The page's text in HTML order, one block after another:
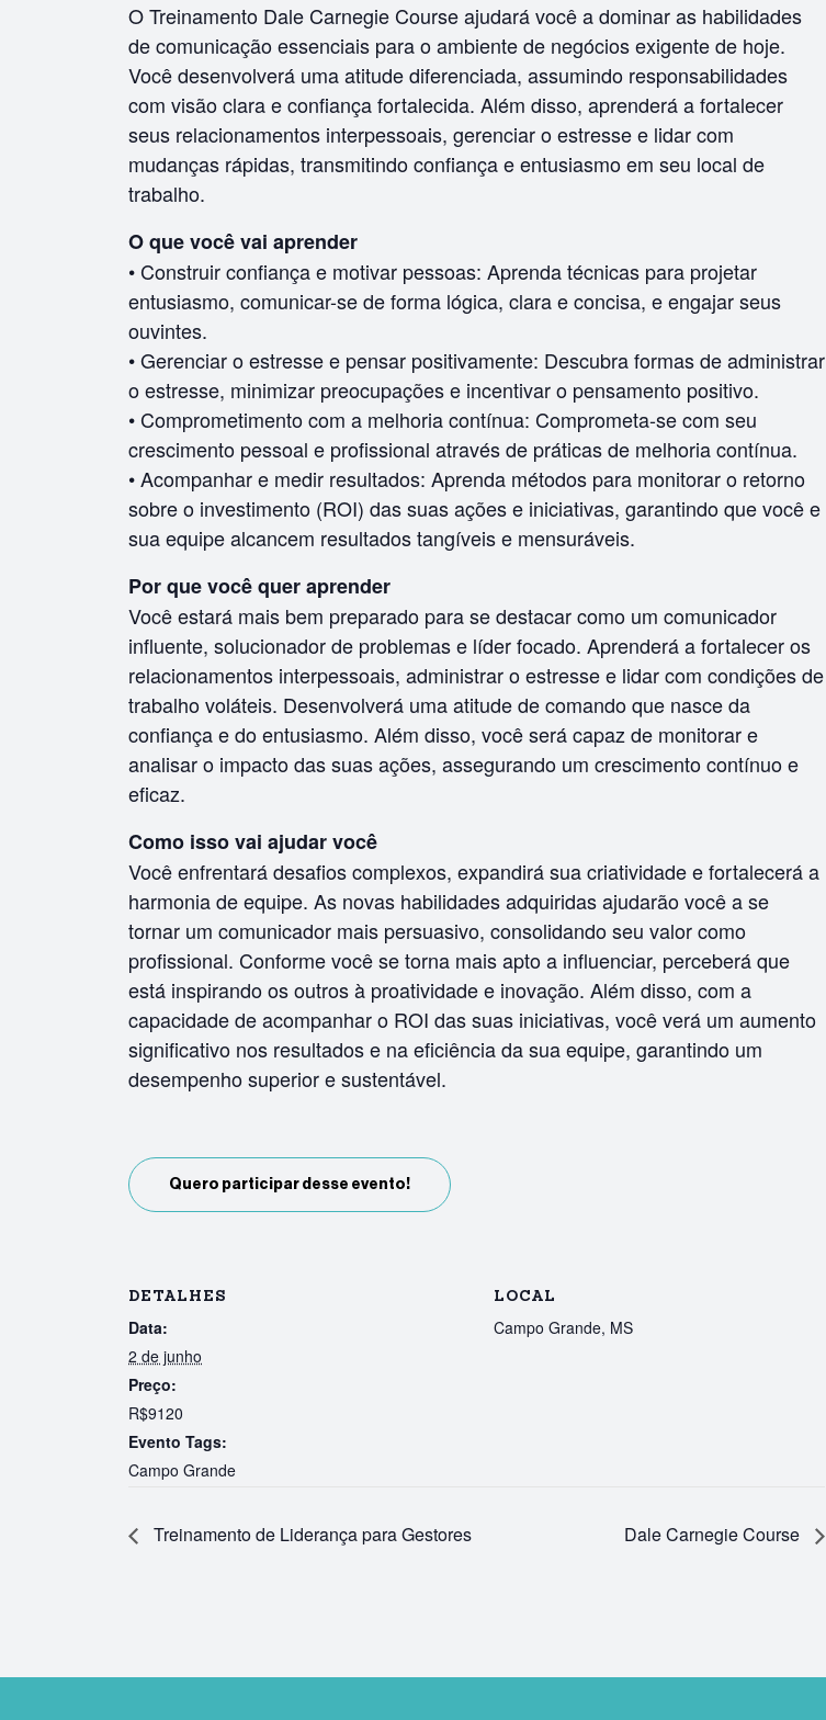
O Treinamento Dale Carnegie Course ajudará você a dominar as habilidades
de comunicação essenciais para o ambiente de negócios exigente de hoje.
Você desenvolverá uma atitude diferenciada, assumindo responsabilidades
com visão clara e confiança fortalecida. Além disso, aprenderá a fortalecer
seus relacionamentos interpessoais, gerenciar o estresse e lidar com
mudanças rápidas, transmitindo confiança e entusiasmo em seu local de
trabalho.
O que você vai aprender
• Construir confiança e motivar pessoas: Aprenda técnicas para projetar
entusiasmo, comunicar-se de forma lógica, clara e concisa, e engajar seus
ouvintes.
• Gerenciar o estresse e pensar positivamente: Descubra formas de administrar
o estresse, minimizar preocupações e incentivar o pensamento positivo.
• Comprometimento com a melhoria contínua: Comprometa-se com seu
crescimento pessoal e profissional através de práticas de melhoria contínua.
• Acompanhar e medir resultados: Aprenda métodos para monitorar o retorno
sobre o investimento (ROI) das suas ações e iniciativas, garantindo que você e
sua equipe alcancem resultados tangíveis e mensuráveis.
Por que você quer aprender
Você estará mais bem preparado para se destacar como um comunicador
influente, solucionador de problemas e líder focado. Aprenderá a fortalecer os
relacionamentos interpessoais, administrar o estresse e lidar com condições de
trabalho voláteis. Desenvolverá uma atitude de comando que nasce da
confiança e do entusiasmo. Além disso, você será capaz de monitorar e
analisar o impacto das suas ações, assegurando um crescimento contínuo e
eficaz.
Como isso vai ajudar você
Você enfrentará desafios complexos, expandirá sua criatividade e fortalecerá a
harmonia de equipe. As novas habilidades adquiridas ajudarão você a se
tornar um comunicador mais persuasivo, consolidando seu valor como
profissional. Conforme você se torna mais apto a influenciar, perceberá que
está inspirando os outros à proatividade e inovação. Além disso, com a
capacidade de acompanhar o ROI das suas iniciativas, você verá um aumento
significativo nos resultados e na eficiência da sua equipe, garantindo um
desempenho superior e sustentável.
Quero participar desse evento!
DETALHES
Data:
2 de junho
Preço:
R$9120
Evento Tags:
Campo Grande
LOCAL
Campo Grande, MS
Treinamento de Liderança para Gestores Dale Carnegie Course